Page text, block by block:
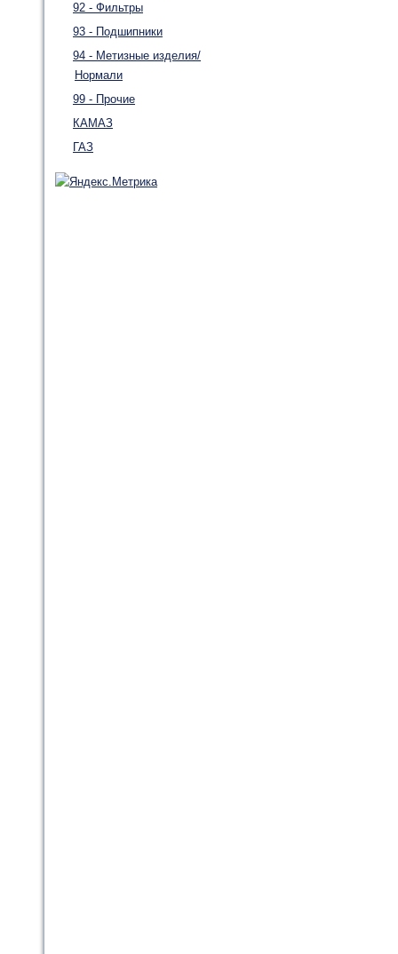
92 - Фильтры
93 - Подшипники
94 - Метизные изделия/
Нормали
99 - Прочие
КАМАЗ
ГАЗ